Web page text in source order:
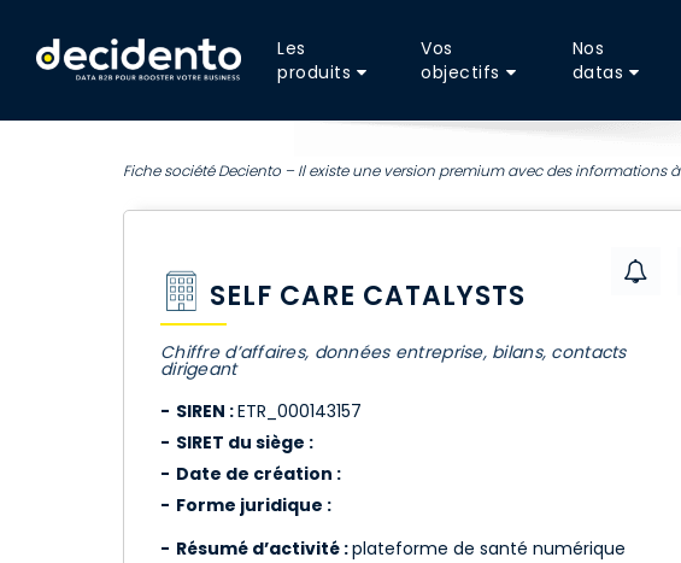
Les
produits
Vos
objectifs
Nos
datas
Fiche société Deciento – Il existe une version premium avec des informations
SELF CARE CATALYSTS
Chiffre d’affaires, données entreprise, bilans, contacts
dirigeant
SIREN :ETR_000143157
SIRET du siège :
Date de création :
Forme juridique :
Résumé d’activité :plateforme de santé numérique